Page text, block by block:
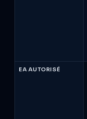
EA AUTORISÉ